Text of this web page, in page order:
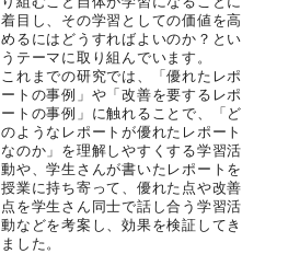
着目し、その学習としての価値を高
めるにはどうすればよいのか？とい
うテーマに取り組んでいます。
これまでの研究では、「優れたレポ
ートの事例」や「改善を要するレポ
ートの事例」に触れることで、「ど
のようなレポートが優れたレポート
なのか」を理解しやすくする学習活
動や、学生さんが書いたレポートを
授業に持ち寄って、優れた点や改善
点を学生さん同士で話し合う学習活
動などを考案し、効果を検証してき
ました。